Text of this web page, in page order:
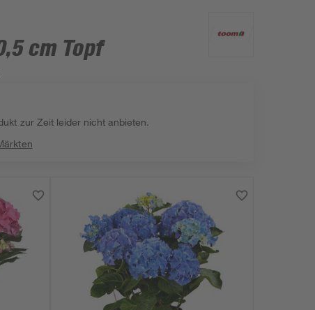
cm Topf
zur Zeit leider nicht anbieten.